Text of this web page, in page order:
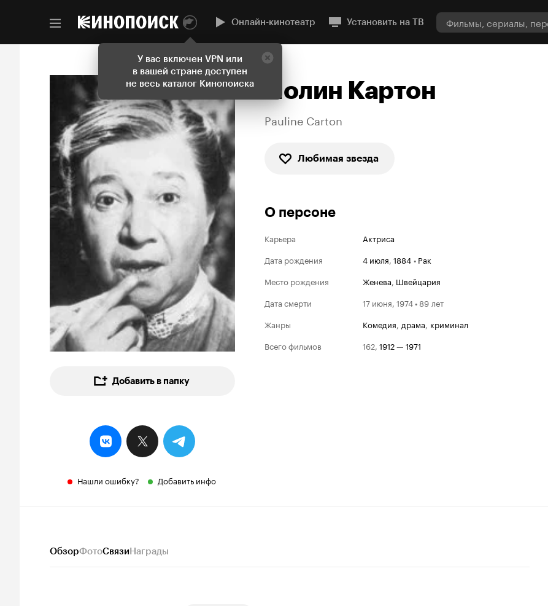
У вас включен VPN или
в вашей стране доступен
не весь каталог Кинопоиска
Онлайн-кинотеатр Установить на ТВ
Добавить в папку
Нашли ошибку? Добавить инфо
Полин Картон
Pauline Carton
Любимая звезда
О персоне
Карьера
Актриса
Дата рождения
4 июля, 1884 • Рак
Место рождения
Женева, Швейцария
Дата смерти
17 июня, 1974 • 89 лет
Жанры
комедия, драма, криминал
Всего фильмов
162, 1912— 1971
ОбзорФотоСвязиНаграды